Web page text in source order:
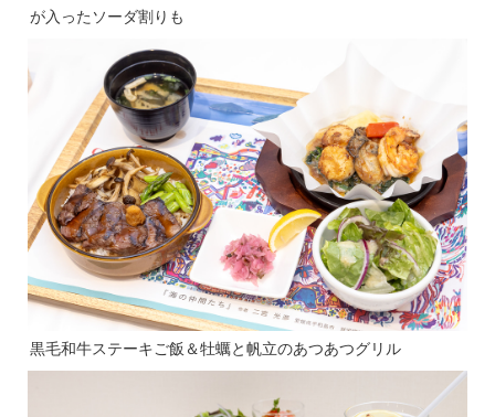
が入ったソーダ割りも
黒毛和牛ステーキご飯＆牡蠣と帆立のあつあつグリル